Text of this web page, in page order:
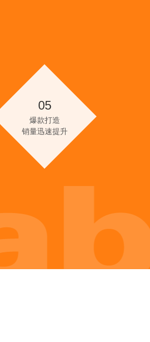
05
爆款打造
销量迅速提升